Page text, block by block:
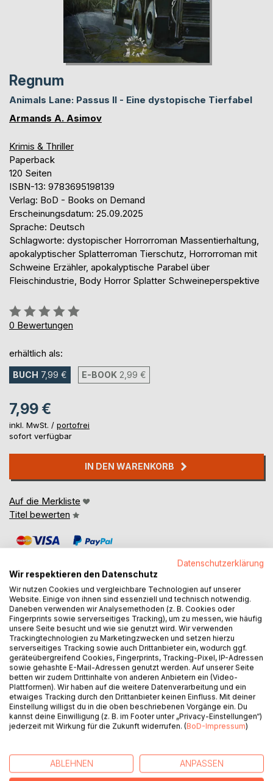
Regnum
Animals Lane: Passus II - Eine dystopische Tierfabel
Armands A. Asimov
Krimis & Thriller
Paperback
120 Seiten
ISBN-13: 9783695198139
Verlag: BoD - Books on Demand
Erscheinungsdatum: 25.09.2025
Sprache: Deutsch
Schlagworte: dystopischer Horrorroman Massentierhaltung,
apokalyptischer Splatterroman Tierschutz, Horrorroman mit
Schweine Erzähler, apokalyptische Parabel über
Fleischindustrie, Body Horror Splatter Schweineperspektive
Bewertung::
0%
0 Bewertungen
erhältlich als:
BUCH 7,99 € E-BOOK 2,99 €
7,99 €
inkl. MwSt. / portofrei
sofort verfügbar
IN DEN WARENKORB
Auf die Merkliste
Titel bewerten
BESCHREIBUNG
Willkommen in Macellum - einer Welt des Gestanks und
der Enge, in der Schweine wie wir ihr Dasein fristen.
Unsere Existenz ist begrenzt, unser Schicksal
vorbestimmt. Wir leben, wir wachsen, wir werden reif.
Dann, so erzählen es die Alten, kommt die Arche, um uns
ins sagenumwobene Königreich Regnum zu bringen.
Doch hinter dieser vertrauten Geschichte verbirgt sich ein
Tore von Regnum?
Datenschutzerklärung
Wir respektieren den Datenschutz
Wir nutzen Cookies und vergleichbare Technologien auf unserer
Website. Einige von ihnen sind essenziell und technisch notwendig.
Daneben verwenden wir Analysemethoden (z. B. Cookies oder
Fingerprints sowie serverseitiges Tracking), um zu messen, wie häufig
unsere Seite besucht und wie sie genutzt wird. Wir verwenden
Trackingtechnologien zu Marketingzwecken und setzen hierzu
serverseitiges Tracking sowie auch Drittanbieter ein, wodurch ggf.
geräteübergreifend Cookies, Fingerprints, Tracking-Pixel, IP-Adressen
sowie gehashte E-Mail-Adressen genutzt werden. Auf unserer Seite
betten wir zudem Drittinhalte von anderen Anbietern ein (Video-
Plattformen). Wir haben auf die weitere Datenverarbeitung und ein
etwaiges Tracking durch den Drittanbieter keinen Einfluss. Mit deiner
Einstellung willigst du in die oben beschriebenen Vorgänge ein. Du
kannst deine Einwilligung (z. B. im Footer unter „Privacy-Einstellungen“)
jederzeit mit Wirkung für die Zukunft widerrufen. (BoD-Impressum)
ABLEHNEN ANPASSEN